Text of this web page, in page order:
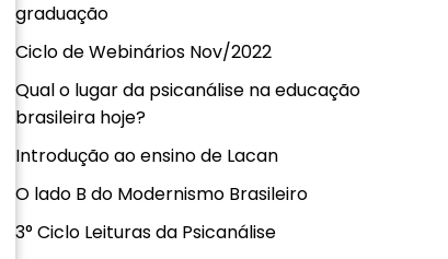
graduação
Ciclo de Webinários Nov/2022
Qual o lugar da psicanálise na educação
brasileira hoje?
Introdução ao ensino de Lacan
O lado B do Modernismo Brasileiro
3° Ciclo Leituras da Psicanálise